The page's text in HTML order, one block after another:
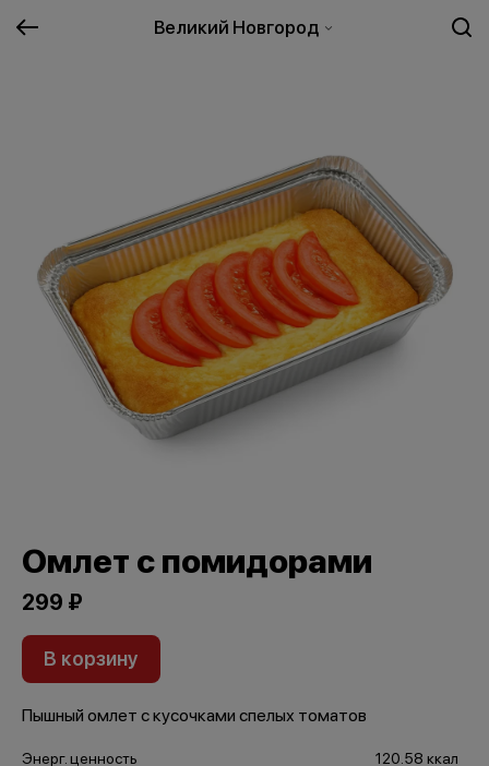
Великий Новгород
Омлет с помидорами
299 ₽
В корзину
Пышный омлет с кусочками спелых томатов
Энерг. ценность
120.58 ккал